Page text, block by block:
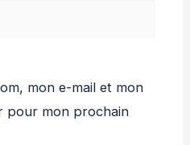
mon e-mail et mon
pour mon prochain